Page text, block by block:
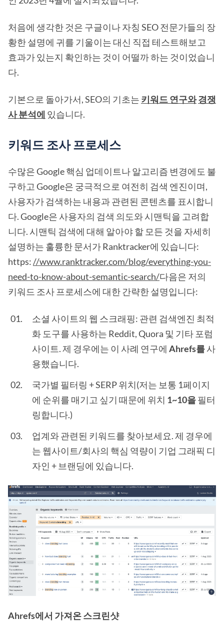
처음에 생각한 것은 구글이나 자칭 SEO 전문가들의 장
황한 설명에 귀를 기울이는 대신 직접 테스트해보고
효과가 있는지 확인하는 것이 어떨까 하는 것이었습니
다.
기본으로 돌아가서, SEO의 기초는 키워드 연구와경쟁
사 분석에 있습니다.
키워드 조사 프로세스
수많은 Google 핵심 업데이트나 알고리즘 변경에도 불
구하고 Google은 궁극적으로 여전히 검색 엔진이며,
사용자가 검색하는 내용과 관련된 콘텐츠를 표시합니
다. Google은 사용자의 검색 의도와 시맨틱을 고려합
니다. 시맨틱 검색에 대해 알아야 할 모든 것을 자세히
설명하는 훌륭한 문서가 Ranktracker에 있습니다:
https://www.ranktracker.com/blog/everything-you-
need-to-know-about-semantic-search/다음은 저의
키워드 조사 프로세스에 대한 간략한 설명입니다:
소셜 사이트의 웹 스크래핑: 관련 검색엔진 최적
화 도구를 사용하는 Reddit, Quora 및 기타 포럼
사이트. 제 경우에는 이 사례 연구에 Ahrefs를사
용했습니다.
국가별 필터링 + SERP 위치(저는 보통 1페이지
에 순위를 매기고 싶기 때문에 위치 1~10을필터
링합니다.)
업계와 관련된 키워드를 찾아보세요. 제 경우에
는 웹사이트/회사의 핵심 역량이 기업 그래픽 디
자인 + 브랜딩에 있습니다.
Ahrefs에서 가져온 스크린샷